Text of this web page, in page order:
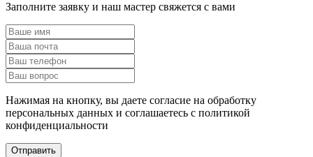
Заполните заявку и наш мастер свяжется с вами
Нажимая на кнопку, вы даете согласие на обработку
персональных данных и соглашаетесь c политикой
конфиденциальности
Отправить